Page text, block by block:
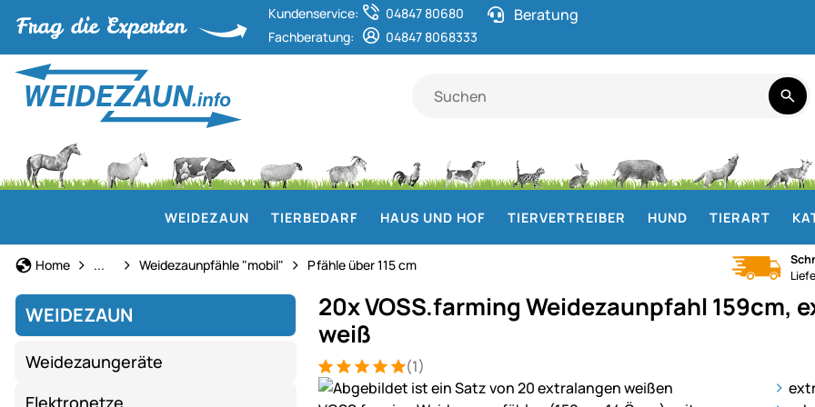
Kundenservice:
04847 80680
Fachberatung:
04847 8068333
Beratung
WEIDEZAUN TIERBEDARF HAUS UND HOF TIERVERTREIBER HUND TIERART
Home Weidezaun
... Weidezaunpfähle "mobil" Pfähle über 115 cm
WEIDEZAUN
Weidezaungeräte
Elektronetze
20x VOSS.farming Weidezaunpfahl 159cm,
weiß
Bewertung: 5 von 5 (1 Bewertungen)
1 Bewertung (1)
Produktgalerie